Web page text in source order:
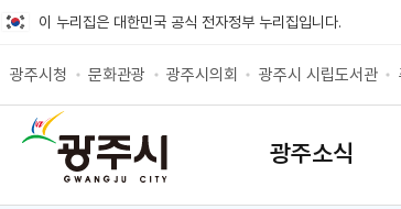
이 누리집은 대한민국 공식 전자정부 누리집입니다.
광주시청 문화관광 광주시의회 광주시 시립도서관
광주소식